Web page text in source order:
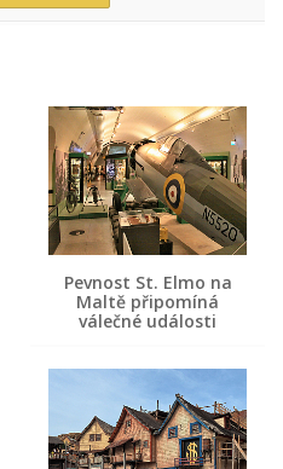
Pevnost St. Elmo na
Maltě připomíná
válečné události